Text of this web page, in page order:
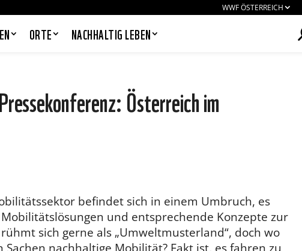
WWF ÖSTERREICH
ORTE NACHHALTIG LEBEN
Österreich im
befindet sich in einem Umbruch, es
und entsprechende Konzepte zur
sich gerne als „Umweltmusterland“, doch wo
Datenschutzerklärung. Unter
Einstellungen kannst du verwalten,
welche Art von Cookies gesetzt werden.
Deine Auswahl kannst du über den
entsprechenden Link im Footer der